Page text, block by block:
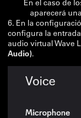
aparecerá
6. En la
configura la
audio virtual Wave
Audio).